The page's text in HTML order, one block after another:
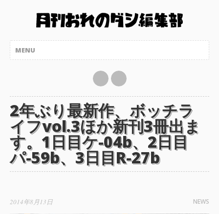
2年ぶり最新作、ボッチラ
イフvol.3ほか新刊3冊出ま
す。1日目ケ-04b、2日目
パ-59b、3日目R-27b
2014年8月13日 NEWS